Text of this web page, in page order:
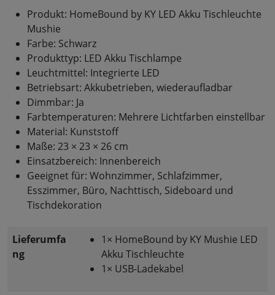
Produkt: HomeBound by KY LED Akku Tischleuchte
Mushie
Farbe: Schwarz
Produkttyp: LED Akku Tischlampe
Leuchtmittel: Integrierte LED
Betriebsart: Akkubetrieben, wiederaufladbar
Dimmbar: Ja
Farbtemperaturen: Mehrere Lichtfarben einstellbar
Material: Kunststoff
Maße: 23 × 23 × 26 cm
Einsatzbereich: Innenbereich
Geeignet für: Wohnzimmer, Schlafzimmer,
Esszimmer, Büro, Nachttisch, Sideboard und
Tischdekoration
Lieferumfa
ng
1× HomeBound by KY Mushie LED
Akku Tischleuchte
1× USB-Ladekabel